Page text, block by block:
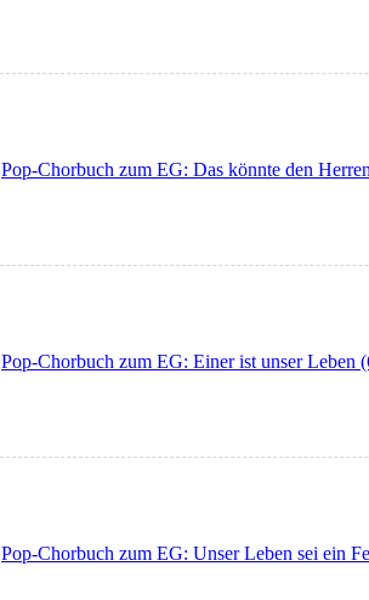
Pop-Chorbuch zum EG: Das könnte den
Pop-Chorbuch zum EG: Einer ist unser Leben
Pop-Chorbuch zum EG: Unser Leben sei ein